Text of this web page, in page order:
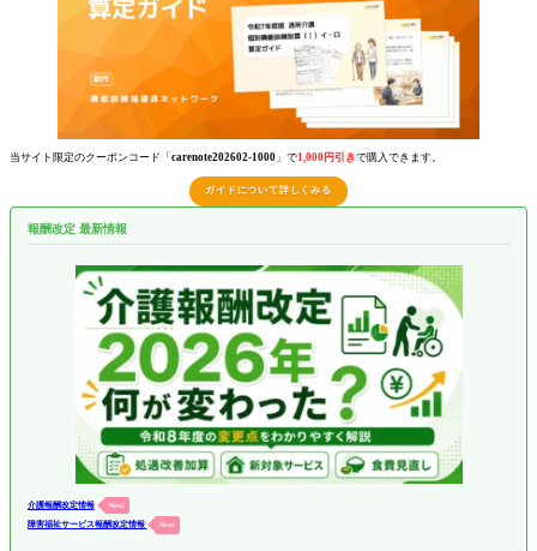
当サイト限定のクーポンコード「 carenote202602-1000 」で1,000円引きで購入できます。
ガイドについて詳しくみる
報酬改定 最新情報
介護報酬改定情報 New!
障害福祉サービス報酬改定情報 New!